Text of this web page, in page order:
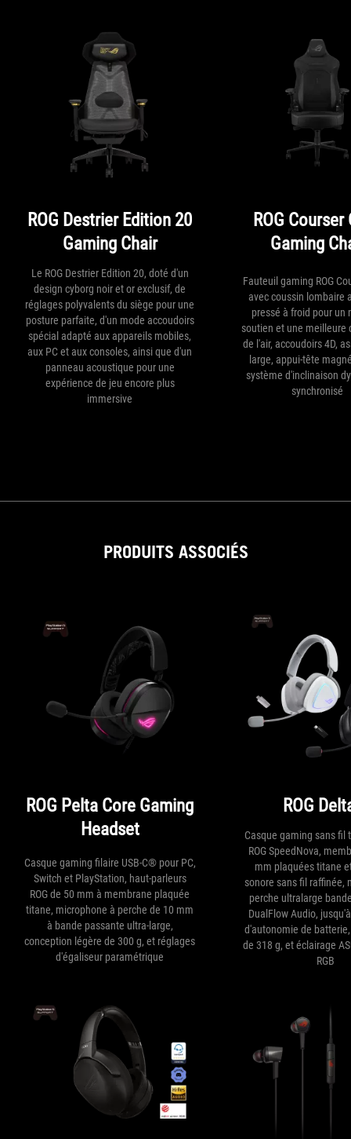
ROG Destrier Edition 20
Gaming Chair
Le ROG Destrier Edition 20, doté d'un
design cyborg noir et or exclusif, de
réglages polyvalents du siège pour une
posture parfaite, d'un mode accoudoirs
spécial adapté aux appareils mobiles,
aux PC et aux consoles, ainsi que d'un
panneau acoustique pour une
expérience de jeu encore plus
immersive
ROG Courser
Gaming
Fauteuil gaming ROG
avec coussin lombaire
pressé à froid pour un
soutien et une meilleure
de l'air, accoudoirs 4D,
large, appui-tête
système d'inclinaison
synchronisé
PRODUITS ASSOCIÉS
ROG Pelta Core Gaming
Headset
Casque gaming filaire USB-C® pour PC,
Switch et PlayStation, haut-parleurs
ROG de 50 mm à membrane plaquée
titane, microphone à perche de 10 mm
à bande passante ultra-large,
conception légère de 300 g, et réglages
d'égaliseur paramétrique
ROG
Casque gaming sans fil
ROG SpeedNova,
mm plaquées titane
sonore sans fil raffinée,
perche ultralarge
DualFlow Audio,
d'autonomie de
de 318 g, et éclairage
RGB